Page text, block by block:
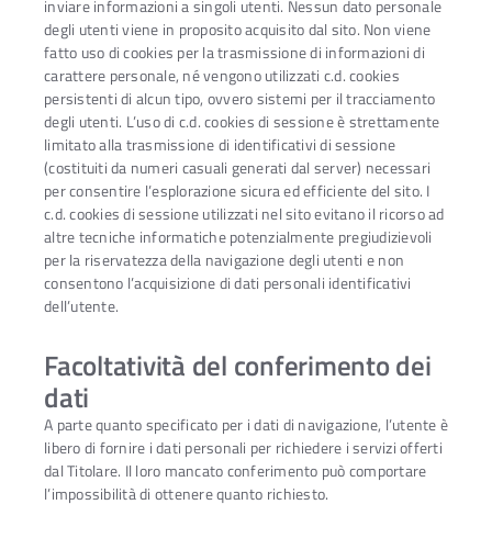
inviare informazioni a singoli utenti. Nessun dato personale
degli utenti viene in proposito acquisito dal sito. Non viene
fatto uso di cookies per la trasmissione di informazioni di
carattere personale, né vengono utilizzati c.d. cookies
persistenti di alcun tipo, ovvero sistemi per il tracciamento
degli utenti. L’uso di c.d. cookies di sessione è strettamente
limitato alla trasmissione di identificativi di sessione
(costituiti da numeri casuali generati dal server) necessari
per consentire l’esplorazione sicura ed efficiente del sito. I
c.d. cookies di sessione utilizzati nel sito evitano il ricorso ad
altre tecniche informatiche potenzialmente pregiudizievoli
per la riservatezza della navigazione degli utenti e non
consentono l’acquisizione di dati personali identificativi
dell’utente.
Facoltatività del conferimento dei
dati
A parte quanto specificato per i dati di navigazione, l’utente è
libero di fornire i dati personali per richiedere i servizi offerti
dal Titolare. Il loro mancato conferimento può comportare
l’impossibilità di ottenere quanto richiesto.